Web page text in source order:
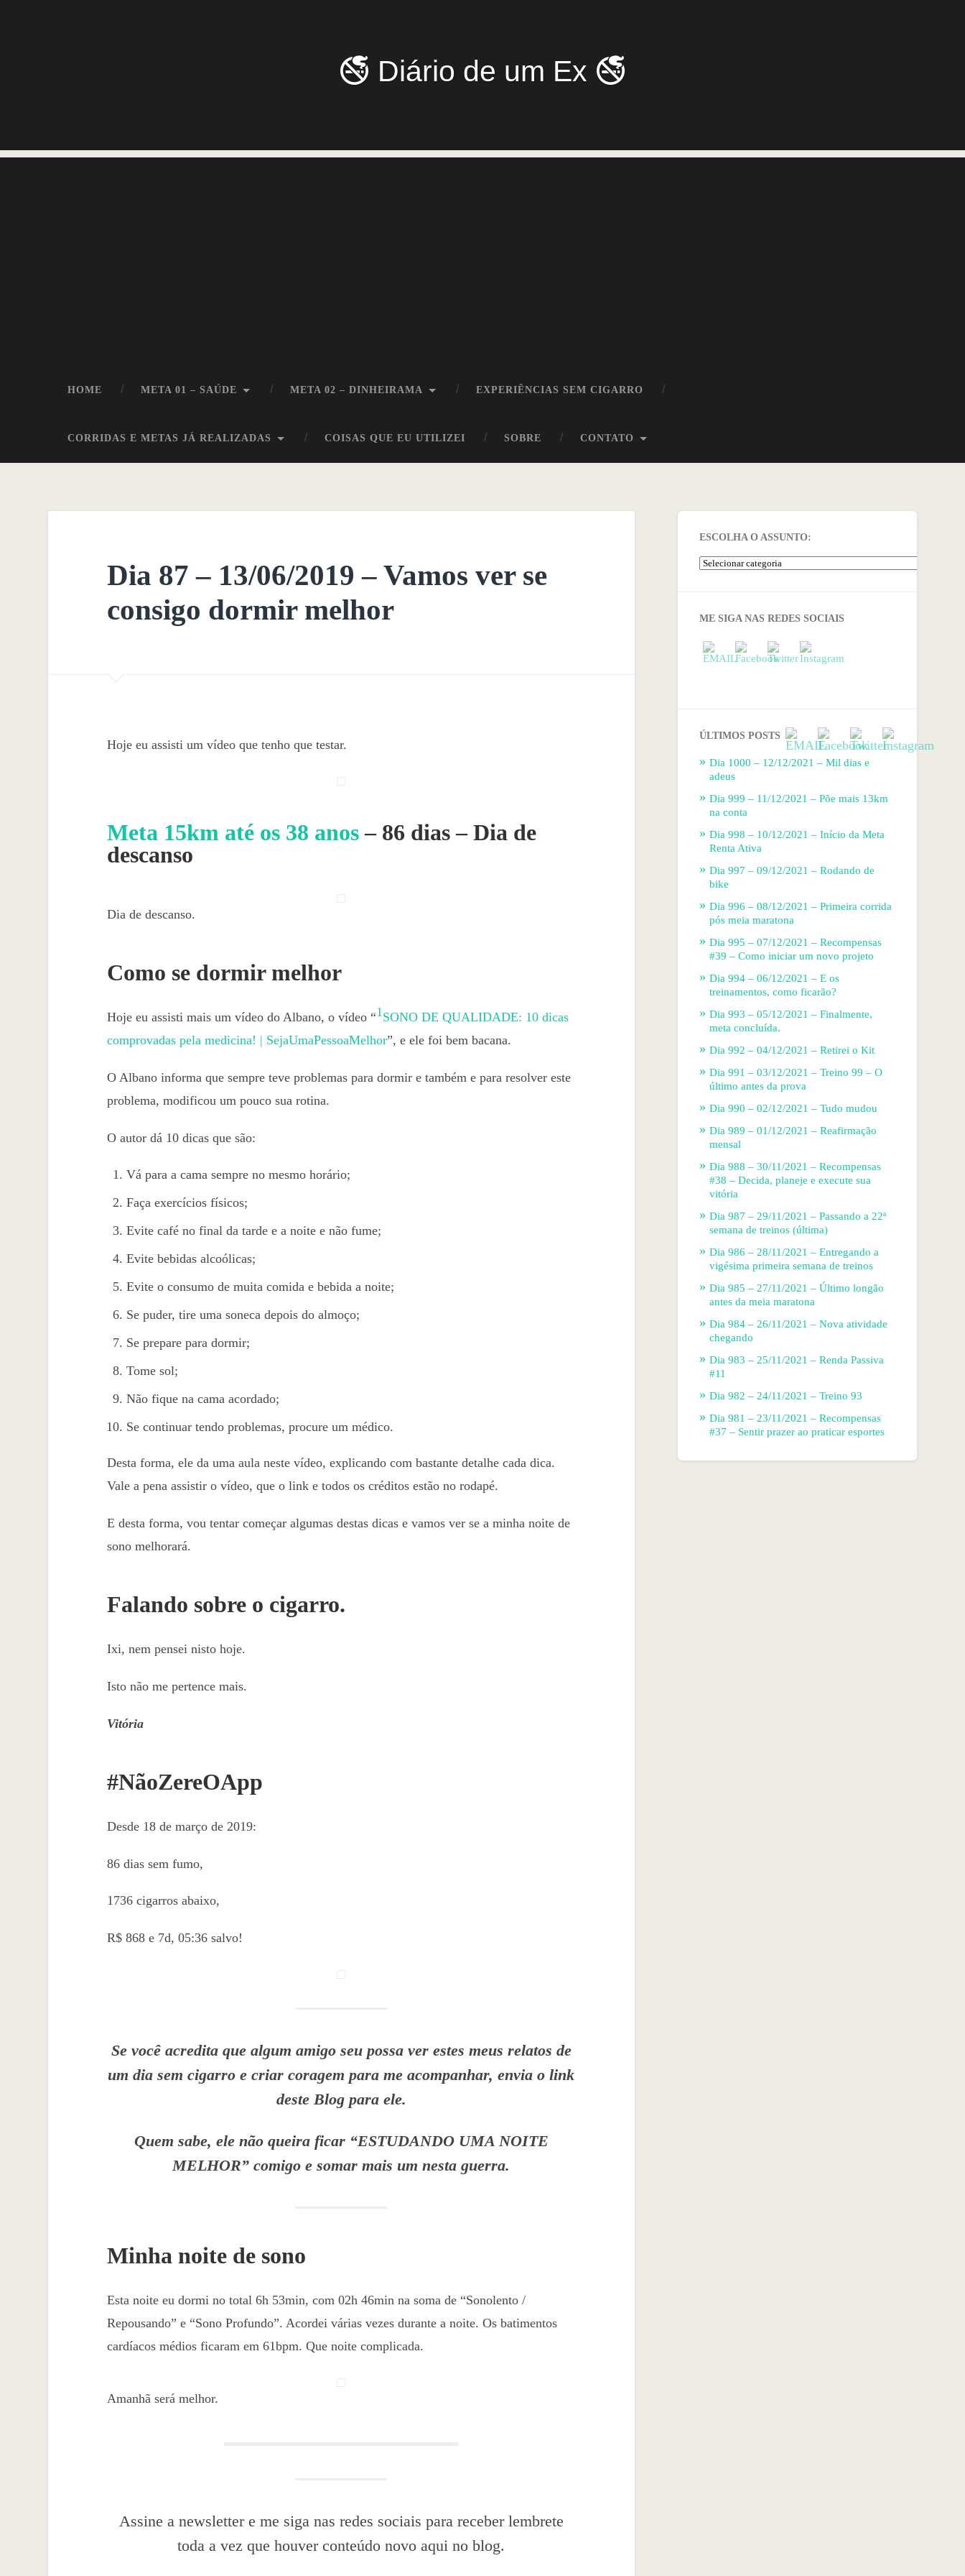
🚭 Diário de um Ex 🚭
HOME META 01 – SAÚDE META 02 – DINHEIRAMA EXPERIÊNCIAS SEM CIGARRO
CORRIDAS E METAS JÁ REALIZADAS COISAS QUE EU UTILIZEI SOBRE CONTATO
Dia 87 – 13/06/2019 – Vamos ver se
consigo dormir melhor
Hoje eu assisti um vídeo que tenho que testar.
Meta 15km até os 38 anos– 86 dias – Dia de
descanso
Dia de descanso.
Como se dormir melhor
Hoje eu assisti mais um vídeo do Albano, o vídeo “1SONO DE QUALIDADE: 10 dicas
comprovadas pela medicina! | SejaUmaPessoaMelhor”, e ele foi bem bacana.
O Albano informa que sempre teve problemas para dormir e também e para resolver este
problema, modificou um pouco sua rotina.
O autor dá 10 dicas que são:
Vá para a cama sempre no mesmo horário;
Faça exercícios físicos;
Evite café no final da tarde e a noite e não fume;
Evite bebidas alcoólicas;
Evite o consumo de muita comida e bebida a noite;
Se puder, tire uma soneca depois do almoço;
Se prepare para dormir;
Tome sol;
Não fique na cama acordado;
Se continuar tendo problemas, procure um médico.
Desta forma, ele da uma aula neste vídeo, explicando com bastante detalhe cada dica.
Vale a pena assistir o vídeo, que o link e todos os créditos estão no rodapé.
E desta forma, vou tentar começar algumas destas dicas e vamos ver se a minha noite de
sono melhorará.
Falando sobre o cigarro.
Ixi, nem pensei nisto hoje.
Isto não me pertence mais.
Vitória
#NãoZereOApp
Desde 18 de março de 2019:
86 dias sem fumo,
1736 cigarros abaixo,
R$ 868 e 7d, 05:36 salvo!
Se você acredita que algum amigo seu possa ver estes meus relatos de
um dia sem cigarro e criar coragem para me acompanhar, envia o link
deste Blog para ele.
Quem sabe, ele não queira ficar “ESTUDANDO UMA NOITE
MELHOR” comigo e somar mais um nesta guerra.
Minha noite de sono
Esta noite eu dormi no total 6h 53min, com 02h 46min na soma de “Sonolento /
Repousando” e “Sono Profundo”. Acordei várias vezes durante a noite. Os batimentos
cardíacos médios ficaram em 61bpm. Que noite complicada.
Amanhã será melhor.
Assine a newsletter e me siga nas redes sociais para receber lembrete
toda a vez que houver conteúdo novo aqui no blog.
ESCOLHA O ASSUNTO:
ME SIGA NAS REDES SOCIAIS
ÚLTIMOS POSTS
Dia 1000 – 12/12/2021 – Mil dias e
adeus
Dia 999 – 11/12/2021 – Põe mais 13km
na conta
Dia 998 – 10/12/2021 – Início da Meta
Renta Ativa
Dia 997 – 09/12/2021 – Rodando de
bike
Dia 996 – 08/12/2021 – Primeira corrida
pós meia maratona
Dia 995 – 07/12/2021 – Recompensas
#39 – Como iniciar um novo projeto
Dia 994 – 06/12/2021 – E os
treinamentos, como ficarão?
Dia 993 – 05/12/2021 – Finalmente,
meta concluída.
Dia 992 – 04/12/2021 – Retirei o Kit
Dia 991 – 03/12/2021 – Treino 99 – O
último antes da prova
Dia 990 – 02/12/2021 – Tudo mudou
Dia 989 – 01/12/2021 – Reafirmação
mensal
Dia 988 – 30/11/2021 – Recompensas
#38 – Decida, planeje e execute sua
vitória
Dia 987 – 29/11/2021 – Passando a 22ª
semana de treinos (última)
Dia 986 – 28/11/2021 – Entregando a
vigésima primeira semana de treinos
Dia 985 – 27/11/2021 – Último longão
antes da meia maratona
Dia 984 – 26/11/2021 – Nova atividade
chegando
Dia 983 – 25/11/2021 – Renda Passiva
#11
Dia 982 – 24/11/2021 – Treino 93
Dia 981 – 23/11/2021 – Recompensas
#37 – Sentir prazer ao praticar esportes